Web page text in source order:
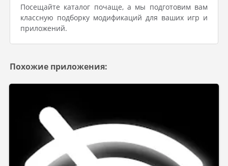
Посещайте каталог почаще, а мы подготовим вам
классную подборку модификаций для ваших игр и
приложений.
Похожие приложения: